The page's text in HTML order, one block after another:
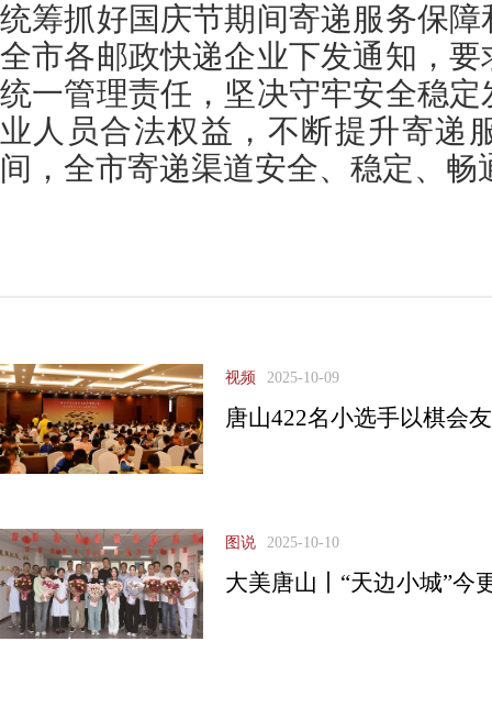
统筹抓好国庆节期间寄递服务保
全市各邮政快递企业下发通知，
统一管理责任，坚决守牢安全稳
业人员合法权益，不断提升寄递
间，全市寄递渠道安全、稳定、畅
视频 2025-10-09
唐山422名小选手以棋会
图说 2025-10-10
大美唐山丨“天边小城”今